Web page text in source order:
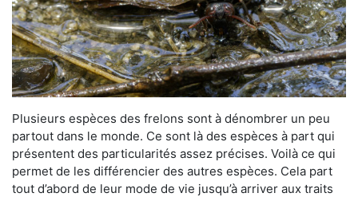
Plusieurs espèces des frelons sont à dénombrer un peu
partout dans le monde. Ce sont là des espèces à part qui
présentent des particularités assez précises. Voilà ce qui
permet de les différencier des autres espèces. Cela part
tout d’abord de leur mode de vie jusqu’à arriver aux traits